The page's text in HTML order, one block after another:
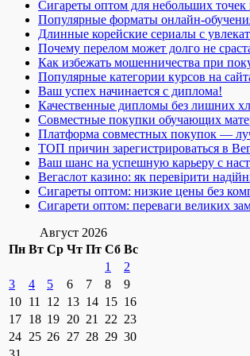
Сигареты оптом для небольших
Популярные форматы онлайн-
Длинные корейские сериалы с
Почему перелом может долго не
Как избежать мошенничества при
Популярные категории курсов на
Ваш успех начинается с диплома!
Качественные дипломы без лишних
Совместные покупки обучающих
Платформа совместных покупок —
ТОП причин зарегистрироваться в
Ваш шанс на успешную карьеру с
Вегаслот казино: як перевірити
Сигареты оптом: низкие цены без
Сигарети оптом: переваги великих
Август 2026
Пн Вт Ср Чт Пт Сб Вс
1
2
3
4 5 6 7 8
9
10 11 12 13 14 15 16
17 18 19 20 21 22 23
24 25 26 27 28 29 30